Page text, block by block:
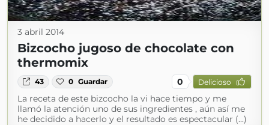
3 abril 2014
Bizcocho jugoso de chocolate con
thermomix
43 0 Guardar 0 Delicioso
La receta de este bizcocho la vi hace tiempo y me
llamó la atención uno de sus ingredientes , aún así me
he decidido a hacerlo y el resultado es espectacular (...)